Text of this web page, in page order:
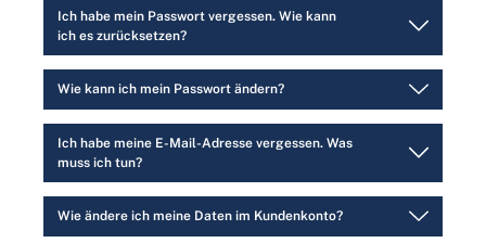
Ich habe mein Passwort vergessen. Wie kann
ich es zurücksetzen?
Wie kann ich mein Passwort ändern?
Ich habe meine E-Mail-Adresse vergessen. Was
muss ich tun?
Wie ändere ich meine Daten im Kundenkonto?